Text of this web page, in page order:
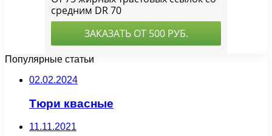
Популярные статьи
02.02.2024
Тюри квасные
11.11.2021